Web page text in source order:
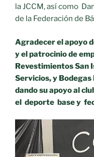
la JCCM, así como
de la Federación de
Agradecer el apoyo
y el patrocinio de
Revestimientos San
Servicios, y
dando su apoyo al
el deporte base y